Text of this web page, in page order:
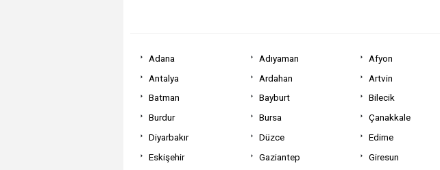
Adana Adıyaman Afyon
Antalya
Ardahan Artvin
Batman
Bayburt Bilecik
Burdur
Bursa Çanakkale
Diyarbakır
Düzce Edirne
Eskişehir
Gaziantep Giresun